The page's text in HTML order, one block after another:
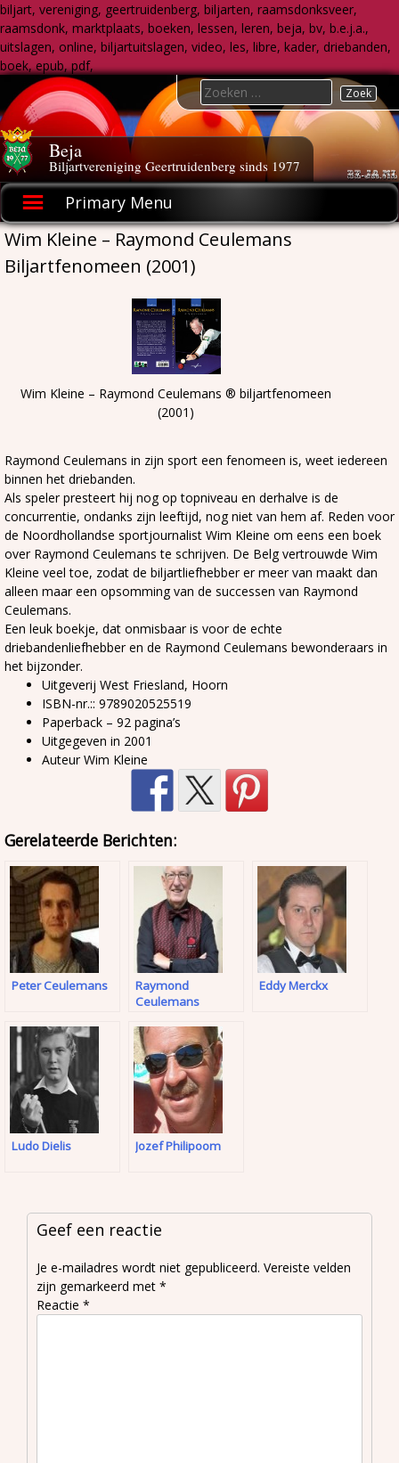
biljart, vereniging, geertruidenberg, biljarten, raamsdonksveer,
raamsdonk, marktplaats, boeken, lessen, leren, beja, bv, b.e.j.a.,
uitslagen, online, biljartuitslagen, video, les, libre, kader, driebanden,
boek, epub, pdf,
to
content
Beja
Biljartvereniging Geertruidenberg sinds 1977
Primary Menu
Search
for:
Wim Kleine – Raymond Ceulemans
Biljartfenomeen (2001)
Wim Kleine – Raymond Ceulemans ® biljartfenomeen
(2001)
Raymond Ceulemans in zijn sport een fenomeen is, weet iedereen
binnen het driebanden.
Als speler presteert hij nog op topniveau en derhalve is de
concurrentie, ondanks zijn leeftijd, nog niet van hem af. Reden voor
de Noordhollandse sportjournalist Wim Kleine om eens een boek
over Raymond Ceulemans te schrijven. De Belg vertrouwde Wim
Kleine veel toe, zodat de biljartliefhebber er meer van maakt dan
alleen maar een opsomming van de successen van Raymond
Ceulemans.
Een leuk boekje, dat onmisbaar is voor de echte
driebandenliefhebber en de Raymond Ceulemans bewonderaars in
het bijzonder.
Uitgeverij West Friesland, Hoorn
ISBN-nr.:: 9789020525519
Paperback – 92 pagina’s
Uitgegeven in 2001
Auteur Wim Kleine
Gerelateerde Berichten:
Peter Ceulemans
Raymond
Ceulemans
Eddy Merckx
Ludo Dielis Jozef Philipoom
Geef een reactie
Je e-mailadres wordt niet gepubliceerd. Vereiste velden
zijn gemarkeerd met *
Reactie *